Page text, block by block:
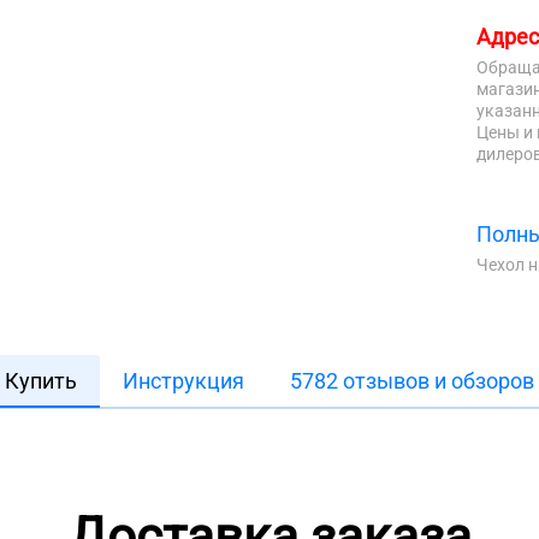
Цены и
Чехол
Купить Инструкция 5782 отзывов и обзоров